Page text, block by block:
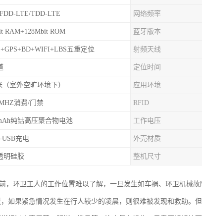
LTE/TDD-LTE 网络频率
RAM+128Mbit ROM 蓝牙版本
五重定位 射频天线
定位时间
（室外空旷环境下） 应用环境
消费/门禁 RFID
纯钴高压聚合物电池 工作电压
USB充电 外壳材质
明硅胶 整机尺寸
，环卫工人的工作位置难以了解，一旦发生如车祸、环卫机械
，如果紧急情况发生在行人较少的凌晨，则很难被发现和救助。